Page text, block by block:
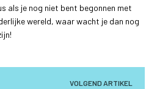
als je nog niet bent begonnen met
wereld, waar wacht je dan nog
VOLGEND ARTIKEL